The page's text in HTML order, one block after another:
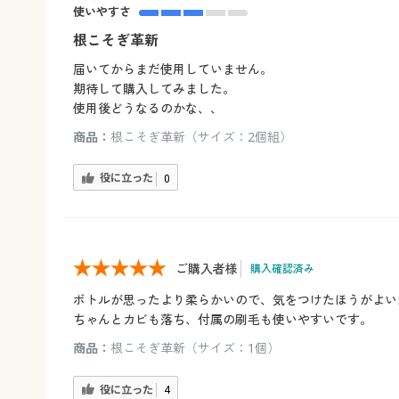
使いやすさ
根こそぎ革新
届いてからまだ使用していません。
期待して購入してみました。
使用後どうなるのかな、、
商品： 根こそぎ革新（サイズ：2個組）
役に立った 0
ご購入者様 購入確認済み
ボトルが思ったより柔らかいので、気をつけたほうがよ
ちゃんとカビも落ち、付属の刷毛も使いやすいです。
商品： 根こそぎ革新（サイズ：1個）
役に立った 4